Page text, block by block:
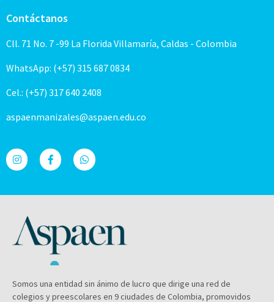
Contáctanos
Cll. 71 No. 7 -99 La Florida Villamaría, Caldas - Colombia
WhatsApp: (+57) 315 687 0834
Cel.: (+57) 317 640 2408
aspaenmanizales@aspaen.edu.co
Somos una entidad sin ánimo de lucro que dirige una red de
colegios y preescolares en 9 ciudades de Colombia, promovidos